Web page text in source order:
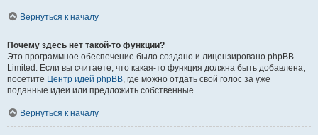
Вернуться к началу
Почему здесь нет такой-то функции?
Это программное обеспечение было создано и лицензировано phpBB
Limited. Если вы считаете, что какая-то функция должна быть добавлена,
посетите Центр идей phpBB , где можно отдать свой голос за уже
поданные идеи или предложить собственные.
Вернуться к началу